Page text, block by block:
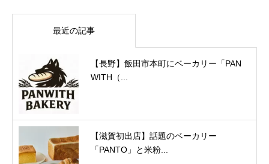
最近の記事
【長野】飯田市本町にベーカリー「PAN
WITH（...
【滋賀初出店】話題のベーカリー
「PANTO」と米粉...